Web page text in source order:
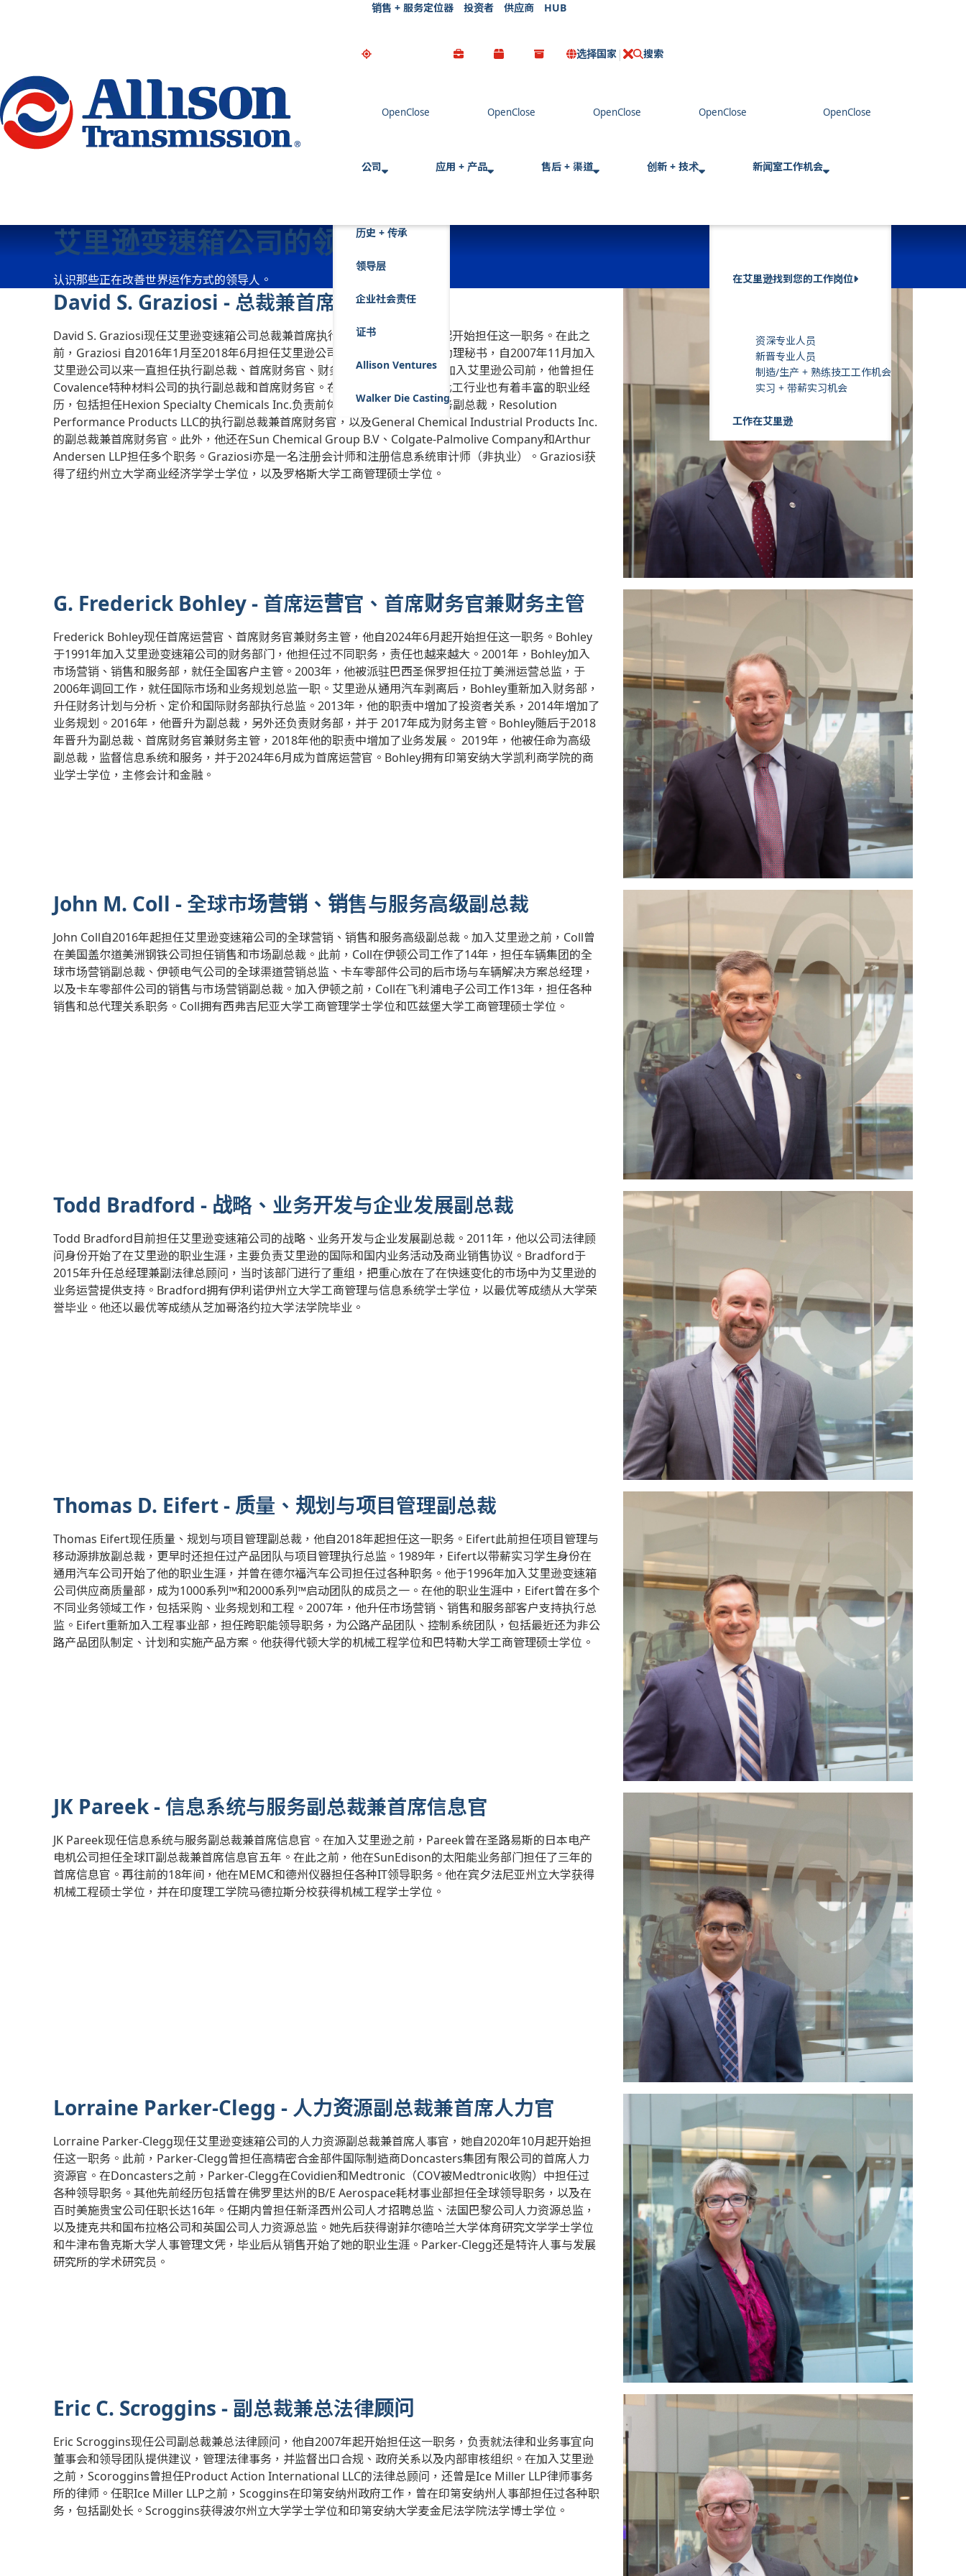
Go Home
销售 + 服务定位器 投资者 供应商 HUB
选择国家 搜索
C
公司
历史 + 传承
领导层
企业社会责任
证书
Allison Ventures
Walker Die Casting
应用 + 产品 售后 + 渠道 创新 + 技术 新闻室工作机会
在艾里逊找到您的工作岗位
资深专业人员
新晋专业人员
制造/生产 + 熟练技工工作机会
实习 + 带薪实习机会
工作在艾里逊
艾里逊变速箱公司的领导层
认识那些正在改善世界运作方式的领导人。
David S. Graziosi - 总裁兼首席执行官
David S. Graziosi现任艾里逊变速箱公司总裁兼首席执行官，他自2018年6月起开始担任这一职务。在此之
前，Graziosi 自2016年1月至2018年6月担任艾里逊公司总裁、首席财务官兼助理秘书，自2007年11月加入
艾里逊公司以来一直担任执行副总裁、首席财务官、财务主管兼助理秘书。在加入艾里逊公司前，他曾担任
Covalence特种材料公司的执行副总裁和首席财务官。在此之前，Graziosi在化工行业也有着丰富的职业经
历，包括担任Hexion Specialty Chemicals Inc.负责前体和环氧树脂业务的财务副总裁，Resolution
Performance Products LLC的执行副总裁兼首席财务官，以及General Chemical Industrial Products Inc.
的副总裁兼首席财务官。此外，他还在Sun Chemical Group B.V、Colgate-Palmolive Company和Arthur
Andersen LLP担任多个职务。Graziosi亦是一名注册会计师和注册信息系统审计师（非执业）。Graziosi获
得了纽约州立大学商业经济学学士学位，以及罗格斯大学工商管理硕士学位。
G. Frederick Bohley - 首席运营官、首席财务官兼财务主管
Frederick Bohley现任首席运营官、首席财务官兼财务主管，他自2024年6月起开始担任这一职务。Bohley
于1991年加入艾里逊变速箱公司的财务部门，他担任过不同职务，责任也越来越大。2001年，Bohley加入
市场营销、销售和服务部，就任全国客户主管。2003年，他被派驻巴西圣保罗担任拉丁美洲运营总监，于
2006年调回工作，就任国际市场和业务规划总监一职。艾里逊从通用汽车剥离后，Bohley重新加入财务部，
升任财务计划与分析、定价和国际财务部执行总监。2013年，他的职责中增加了投资者关系，2014年增加了
业务规划。2016年，他晋升为副总裁，另外还负责财务部，并于 2017年成为财务主管。Bohley随后于2018
年晋升为副总裁、首席财务官兼财务主管，2018年他的职责中增加了业务发展。 2019年，他被任命为高级
副总裁，监督信息系统和服务，并于2024年6月成为首席运营官。Bohley拥有印第安纳大学凯利商学院的商
业学士学位，主修会计和金融。
John M. Coll - 全球市场营销、销售与服务高级副总裁
John Coll自2016年起担任艾里逊变速箱公司的全球营销、销售和服务高级副总裁。加入艾里逊之前，Coll曾
在美国盖尔道美洲钢铁公司担任销售和市场副总裁。此前，Coll在伊顿公司工作了14年，担任车辆集团的全
球市场营销副总裁、伊顿电气公司的全球渠道营销总监、卡车零部件公司的后市场与车辆解决方案总经理，
以及卡车零部件公司的销售与市场营销副总裁。加入伊顿之前，Coll在飞利浦电子公司工作13年，担任各种
销售和总代理关系职务。Coll拥有西弗吉尼亚大学工商管理学士学位和匹兹堡大学工商管理硕士学位。
Todd Bradford - 战略、业务开发与企业发展副总裁
Todd Bradford目前担任艾里逊变速箱公司的战略、业务开发与企业发展副总裁。2011年，他以公司法律顾
问身份开始了在艾里逊的职业生涯，主要负责艾里逊的国际和国内业务活动及商业销售协议。Bradford于
2015年升任总经理兼副法律总顾问，当时该部门进行了重组，把重心放在了在快速变化的市场中为艾里逊的
业务运营提供支持。Bradford拥有伊利诺伊州立大学工商管理与信息系统学士学位，以最优等成绩从大学荣
誉毕业。他还以最优等成绩从芝加哥洛约拉大学法学院毕业。
Thomas D. Eifert - 质量、规划与项目管理副总裁
Thomas Eifert现任质量、规划与项目管理副总裁，他自2018年起担任这一职务。Eifert此前担任项目管理与
移动源排放副总裁，更早时还担任过产品团队与项目管理执行总监。1989年，Eifert以带薪实习学生身份在
通用汽车公司开始了他的职业生涯，并曾在德尔福汽车公司担任过各种职务。他于1996年加入艾里逊变速箱
公司供应商质量部，成为1000系列™和2000系列™启动团队的成员之一。在他的职业生涯中，Eifert曾在多个
不同业务领域工作，包括采购、业务规划和工程。2007年，他升任市场营销、销售和服务部客户支持执行总
监。Eifert重新加入工程事业部，担任跨职能领导职务，为公路产品团队、控制系统团队，包括最近还为非公
路产品团队制定、计划和实施产品方案。他获得代顿大学的机械工程学位和巴特勒大学工商管理硕士学位。
JK Pareek - 信息系统与服务副总裁兼首席信息官
JK Pareek现任信息系统与服务副总裁兼首席信息官。在加入艾里逊之前，Pareek曾在圣路易斯的日本电产
电机公司担任全球IT副总裁兼首席信息官五年。在此之前，他在SunEdison的太阳能业务部门担任了三年的
首席信息官。再往前的18年间，他在MEMC和德州仪器担任各种IT领导职务。他在宾夕法尼亚州立大学获得
机械工程硕士学位，并在印度理工学院马德拉斯分校获得机械工程学士学位。
Lorraine Parker-Clegg - 人力资源副总裁兼首席人力官
Lorraine Parker-Clegg现任艾里逊变速箱公司的人力资源副总裁兼首席人事官，她自2020年10月起开始担
任这一职务。此前，Parker-Clegg曾担任高精密合金部件国际制造商Doncasters集团有限公司的首席人力
资源官。在Doncasters之前，Parker-Clegg在Covidien和Medtronic（COV被Medtronic收购）中担任过
各种领导职务。其他先前经历包括曾在佛罗里达州的B/E Aerospace耗材事业部担任全球领导职务，以及在
百时美施贵宝公司任职长达16年。任期内曾担任新泽西州公司人才招聘总监、法国巴黎公司人力资源总监，
以及捷克共和国布拉格公司和英国公司人力资源总监。她先后获得谢菲尔德哈兰大学体育研究文学学士学位
和牛津布鲁克斯大学人事管理文凭，毕业后从销售开始了她的职业生涯。Parker-Clegg还是特许人事与发展
研究所的学术研究员。
Eric C. Scroggins - 副总裁兼总法律顾问
Eric Scroggins现任公司副总裁兼总法律顾问，他自2007年起开始担任这一职务，负责就法律和业务事宜向
董事会和领导团队提供建议，管理法律事务，并监督出口合规、政府关系以及内部审核组织。在加入艾里逊
之前，Scoroggins曾担任Product Action International LLC的法律总顾问，还曾是Ice Miller LLP律师事务
所的律师。任职Ice Miller LLP之前，Scoggins在印第安纳州政府工作，曾在印第安纳州人事部担任过各种职
务，包括副处长。Scroggins获得波尔州立大学学士学位和印第安纳大学麦金尼法学院法学博士学位。